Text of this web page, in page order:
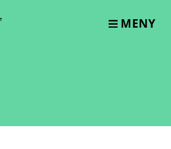
MENY